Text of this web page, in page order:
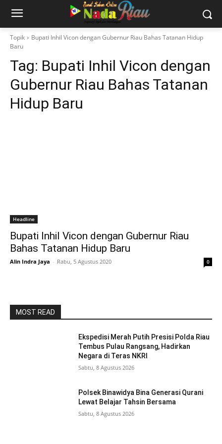
Topik
Bupati Inhil Vicon dengan Gubernur Riau Bahas Tatanan Hidup
Baru
Tag: Bupati Inhil Vicon dengan
Gubernur Riau Bahas Tatanan
Hidup Baru
Headline
Bupati Inhil Vicon dengan Gubernur Riau
Bahas Tatanan Hidup Baru
Alin Indra Jaya - Rabu, 5 Agustus 2020 0
MOST READ
Ekspedisi Merah Putih Presisi Polda Riau
Tembus Pulau Rangsang, Hadirkan
Negara di Teras NKRI
Sabtu, 8 Agustus 2026
Polsek Binawidya Bina Generasi Qurani
Lewat Belajar Tahsin Bersama
Sabtu, 8 Agustus 2026